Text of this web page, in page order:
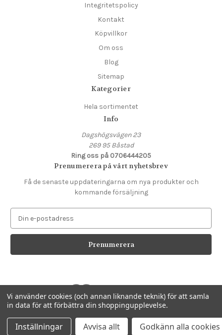
Integritetspolicy
Kontakt
Köpvillkor
Om oss
Blog
Sitemap
Kategorier
Hela sortimentet
Info
Dagshögsvägen 23
269 95 Båstad
Ring oss på 0706444205
Prenumerera på vårt nyhetsbrev
Få de senaste uppdateringarna om nya produkter och
kommande försäljning
p
s
d
r
e
s
Drivs av BigCommerce
© 2026 Butik Gladan
Vi använder cookies (och annan liknande teknik) för att samla
in data för att förbättra din shoppingupplevelse.
Inställningar Avvisa allt Godkänn alla cookies